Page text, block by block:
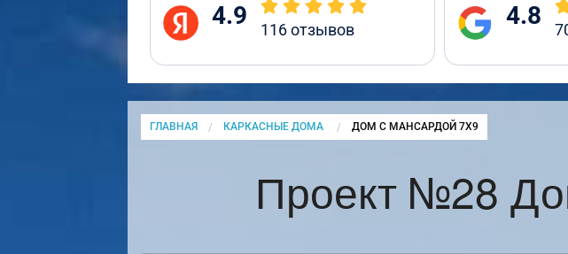
4.9 116отзывов 4.8
ГЛАВНАЯ КАРКАСНЫЕ ДОМА CURRENT:
ДОМ С МАНСАРДОЙ 7Х9
Проект №28